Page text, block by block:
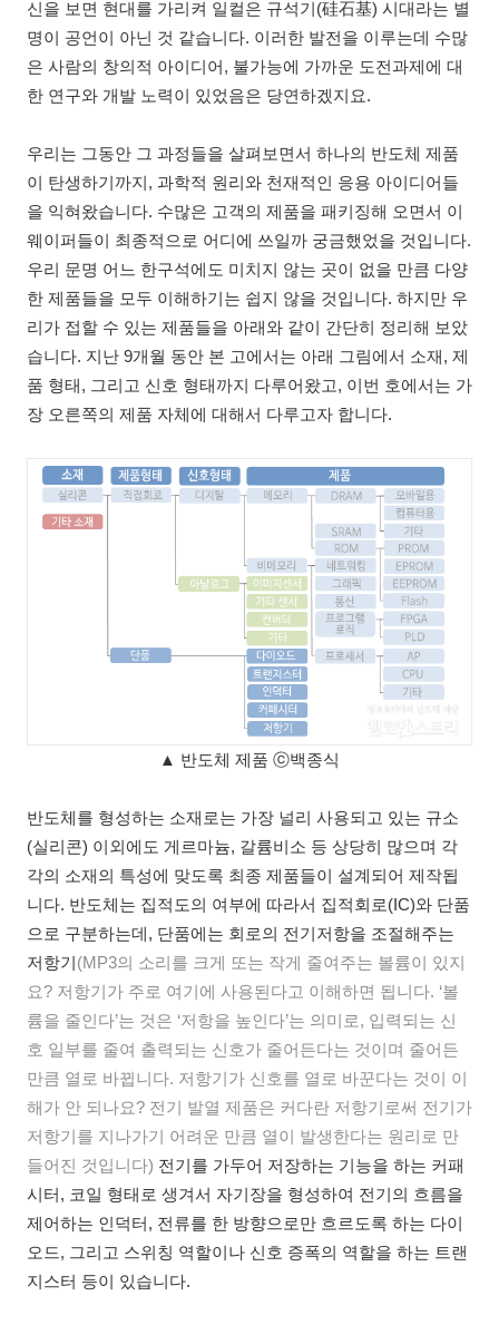
신을 보면 현대를 가리켜 일컬은 규석기(硅石基) 시대라는 별
명이 공언이 아닌 것 같습니다. 이러한 발전을 이루는데 수많
은 사람의 창의적 아이디어, 불가능에 가까운 도전과제에 대
한 연구와 개발 노력이 있었음은 당연하겠지요.
우리는 그동안 그 과정들을 살펴보면서 하나의 반도체 제품
이 탄생하기까지, 과학적 원리와 천재적인 응용 아이디어들
을 익혀왔습니다. 수많은 고객의 제품을 패키징해 오면서 이
웨이퍼들이 최종적으로 어디에 쓰일까 궁금했었을 것입니다.
우리 문명 어느 한구석에도 미치지 않는 곳이 없을 만큼 다양
한 제품들을 모두 이해하기는 쉽지 않을 것입니다. 하지만 우
리가 접할 수 있는 제품들을 아래와 같이 간단히 정리해 보았
습니다. 지난 9개월 동안 본 고에서는 아래 그림에서 소재, 제
품 형태, 그리고 신호 형태까지 다루어왔고, 이번 호에서는 가
장 오른쪽의 제품 자체에 대해서 다루고자 합니다.
▲ 반도체 제품 ⓒ백종식
반도체를 형성하는 소재로는 가장 널리 사용되고 있는 규소
(실리콘) 이외에도 게르마늄, 갈륨비소 등 상당히 많으며 각
각의 소재의 특성에 맞도록 최종 제품들이 설계되어 제작됩
니다. 반도체는 집적도의 여부에 따라서 집적회로(IC)와 단품
으로 구분하는데, 단품에는 회로의 전기저항을 조절해주는
저항기 (MP3의 소리를 크게 또는 작게 줄여주는 볼륨이 있지
요? 저항기가 주로 여기에 사용된다고 이해하면 됩니다. ‘볼
륨을 줄인다’는 것은 ‘저항을 높인다’는 의미로, 입력되는 신
호 일부를 줄여 출력되는 신호가 줄어든다는 것이며 줄어든
만큼 열로 바뀝니다. 저항기가 신호를 열로 바꾼다는 것이 이
해가 안 되나요? 전기 발열 제품은 커다란 저항기로써 전기가
저항기를 지나가기 어려운 만큼 열이 발생한다는 원리로 만
들어진 것입니다) 전기를 가두어 저장하는 기능을 하는 커패
시터, 코일 형태로 생겨서 자기장을 형성하여 전기의 흐름을
제어하는 인덕터, 전류를 한 방향으로만 흐르도록 하는 다이
오드, 그리고 스위칭 역할이나 신호 증폭의 역할을 하는 트랜
지스터 등이 있습니다.